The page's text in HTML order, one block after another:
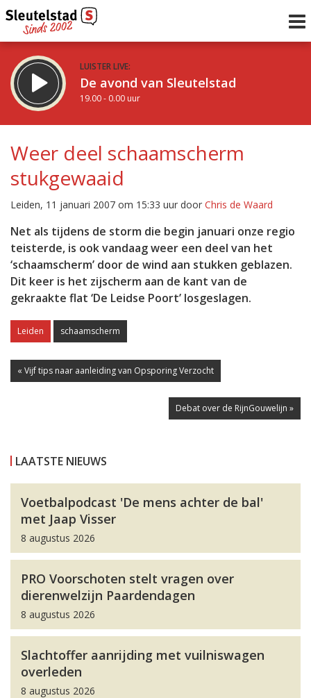
LUISTER LIVE:
De avond van Sleutelstad
19.00 - 0.00 uur
De nacht van Sleutelstad
0.00 - 6.00 uur
Vorig uur
Inklappen
Weer deel schaamscherm
stukgewaaid
Leiden, 11 januari 2007 om 15:33 uur door Chris de Waard
Net als tijdens de storm die begin januari onze regio
teisterde, is ook vandaag weer een deel van het
‘schaamscherm’ door de wind aan stukken geblazen.
Dit keer is het zijscherm aan de kant van de
gekraakte flat ‘De Leidse Poort’ losgeslagen.
Leiden schaamscherm
« Vijf tips naar aanleiding van Opsporing Verzocht
Debat over de RijnGouwelijn »
LAATSTE NIEUWS
Voetbalpodcast 'De mens achter de bal'
met Jaap Visser
8 augustus 2026
PRO Voorschoten stelt vragen over
dierenwelzijn Paardendagen
8 augustus 2026
Slachtoffer aanrijding met vuilniswagen
overleden
8 augustus 2026